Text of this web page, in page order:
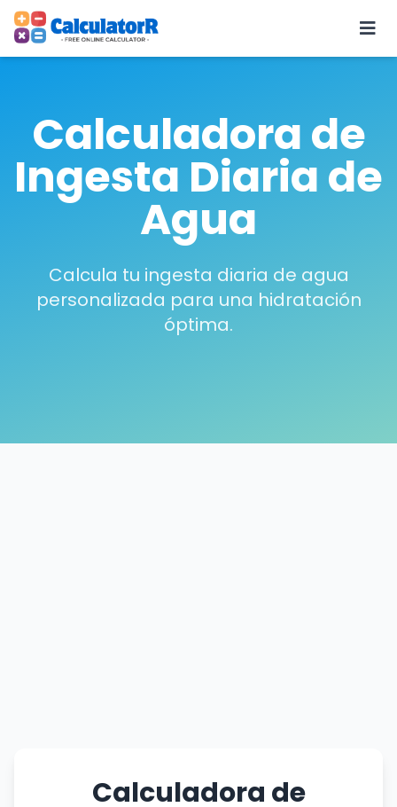
Calculadora de
Ingesta Diaria de
Agua
Calcula tu ingesta diaria de agua
personalizada para una hidratación
óptima.
Calculadora de